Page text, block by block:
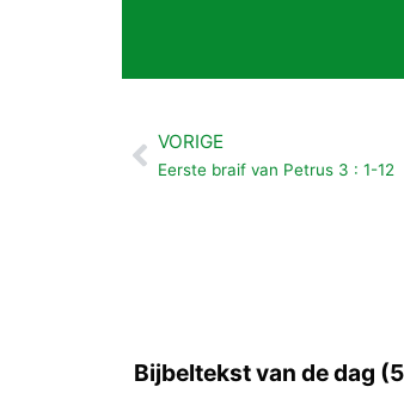
Vorige
VORIGE
Eerste braif van Petrus 3 : 1-12
Bijbeltekst van de dag